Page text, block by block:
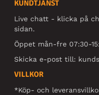
KUNDTJÄNST
Live chatt - klicka på
sidan.
Öppet mån-fre 07:30-
Skicka e-post till:
VILLKOR
*Köp- och